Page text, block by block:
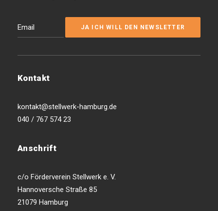
Kontakt
kontakt@stellwerk-hamburg.de
040 / 767 574 23
Anschrift
c/o Förderverein Stellwerk e. V.
Hannoversche Straße 85
21079 Hamburg